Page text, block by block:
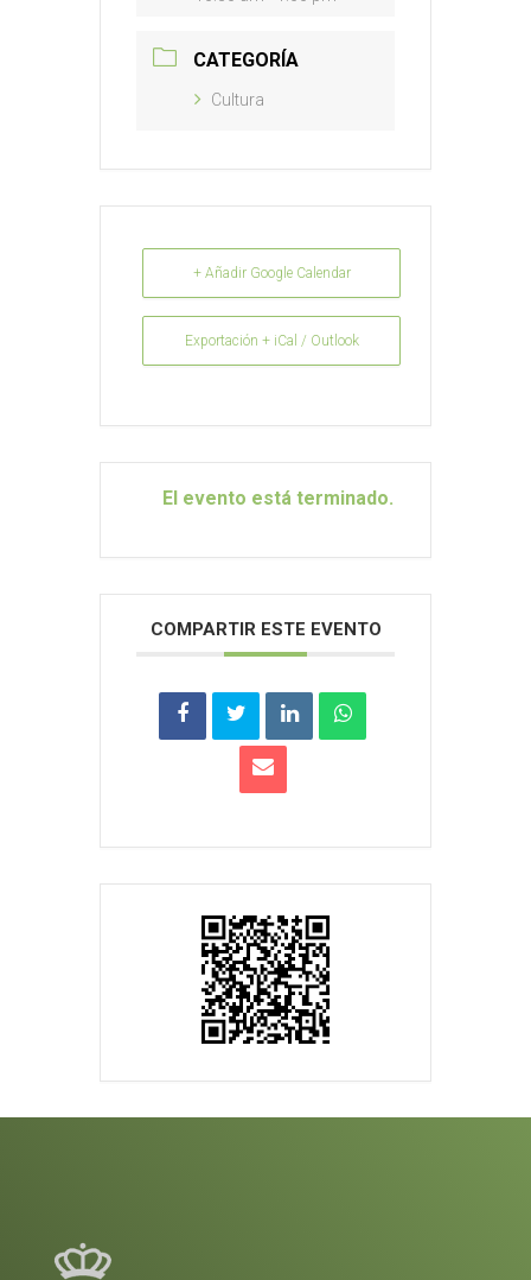
CATEGORÍA
Cultura
+ Añadir Google Calendar
Exportación + iCal / Outlook
El evento está terminado.
COMPARTIR ESTE EVENTO